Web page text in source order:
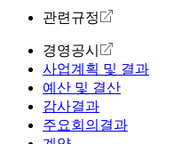
관련규정
경영공시
사업계획 및 결과
예산 및 결산
감사결과
주요회의결과